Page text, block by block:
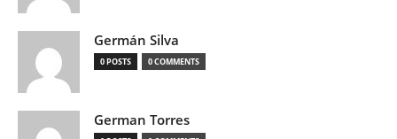
Germán Silva
0 POSTS 0 COMMENTS
German Torres